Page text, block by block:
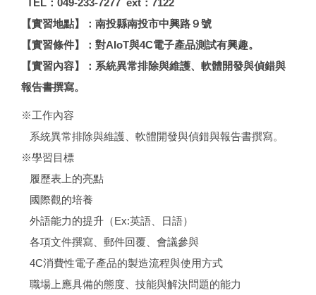
TEL：049-233-7277 ext：7122
【實習地點】：南投縣南投市中興路９號
【實習條件】：對AIoT與4C電子產品測試有興趣。
【實習內容】：系統異常排除與維護、軟體開發與偵錯與
報告書撰寫。
※工作內容
系統異常排除與維護、軟體開發與偵錯與報告書撰寫。
※學習目標
履歷表上的亮點
國際觀的培養
外語能力的提升（Ex:英語、日語）
各項文件撰寫、郵件回覆、會議參與
4C消費性電子產品的製造流程與使用方式
職場上應具備的態度、技能與解決問題的能力